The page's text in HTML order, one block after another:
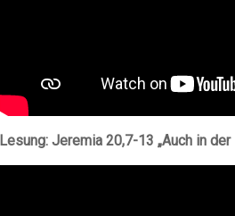
Lesung: Jeremia 20,7-13 „Auch in